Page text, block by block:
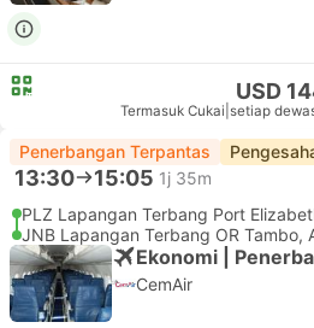
USD
Termasuk Cukai setiap
Penerbangan Terpantas
13:30 15:05 1j 35m
PLZ Lapangan Terbang Port
JNB Lapangan Terbang OR Tambo,
Ekonomi |
CemAir